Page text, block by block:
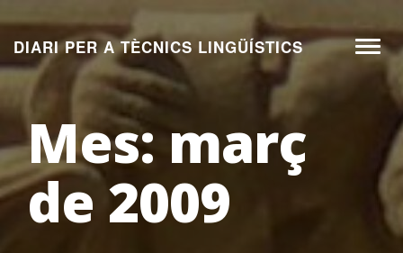
contingut
DIARI PER A TÈCNICS LINGÜÍSTICS
Mes: març
de 2009